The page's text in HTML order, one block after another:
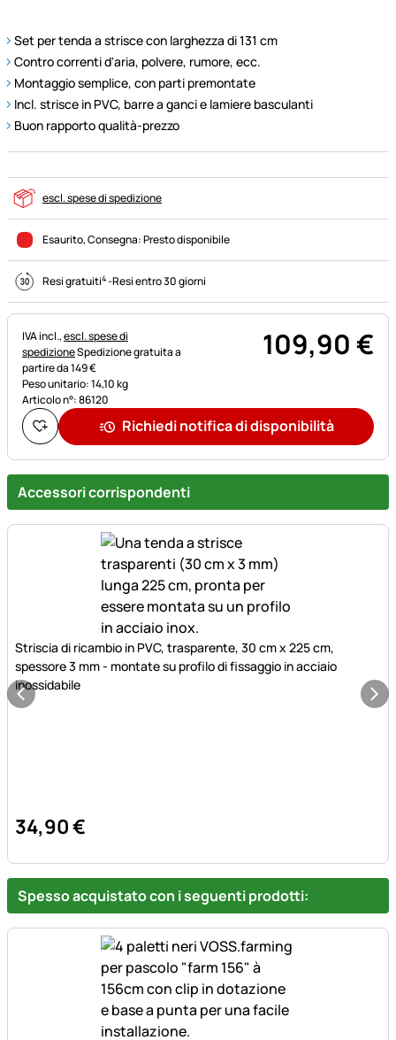
Set per tenda a strisce con larghezza di 131 cm
Contro correnti d'aria, polvere, rumore, ecc.
Montaggio semplice, con parti premontate
Incl. strisce in PVC, barre a ganci e lamiere basculanti
Buon rapporto qualità-prezzo
escl. spese di spedizione
Esaurito, Consegna:Presto disponibile
Resi gratuiti4-Resi entro 30 giorni
Informazioni fiscali:
IVA incl.,escl. spese di
spedizioneSpedizione gratuita a
partire da 149 €
Peso unitario: 14,10 kg
Articolo n°: 86120
109,90€
Richiedi notifica di disponibilità
Accessori corrispondenti
Striscia di ricambio in PVC, trasparente, 30 cm x 225 cm,
spessore 3 mm - montate su profilo di fissaggio in acciaio
inossidabile
34,90€
Spesso acquistato con i seguenti prodotti: